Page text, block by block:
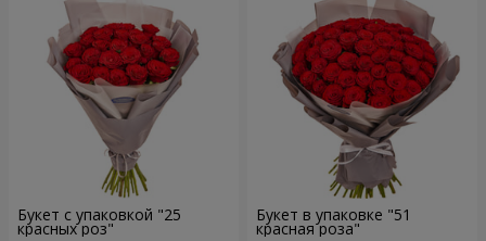
Букет с упаковкой "25
красных роз"
Букет в упаковке "51
красная роза"